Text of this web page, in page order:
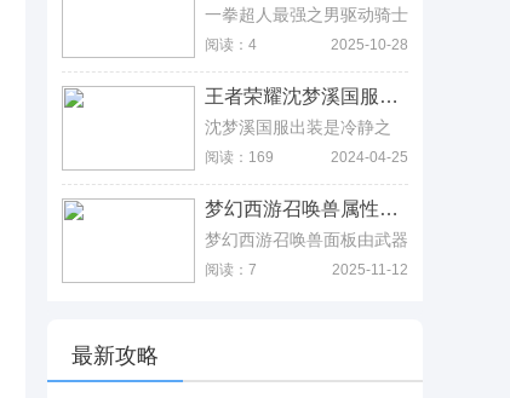
也相对来说比较简单，就是
能，在更多功能里面有休闲
娱乐，休闲娱乐里面有百变
幻卡，玩家选择左边圈圈区
域的某一张幻卡，就可以制
作各种卡片了，不过这些卡
牌的价格是19000、
1000、95不等，玩家可以
根据自身情况去选择。
一拳超人最强之男驱动骑士
还是很厉害的，毕竟技能数
值给得很高，所以配队非常
新手玩家只要驱动骑士的等
级到位，选一套差一点的装
BOSS，可以说这个角色就
是新手练级的福利，只是后
期想要培养成很强的话，那
氪金力度是一点都不小。
阅读：4 2025-10-28
王者荣耀沈梦溪国服出装铭文，最新赛季打野黄刀流出装思路 王者荣耀沈梦溪国服出装铭文，最新赛季打野黄刀流出装思路
沈梦溪国服出装是冷静之
靴、痛苦面具、回响之杖、
辉月、博学者之怒、虚无法
度和伤害上占到了一些便
宜，能够在前期就打出不错
季还有一套打野黄刀流出装
阅读：169 2024-04-25
梦幻西游召唤兽属性解析，从先天资质到后天面板一览 梦幻西游召唤兽属性解析，从先天资质到后天面板一览
梦幻西游召唤兽面板由武器
和装备属性加成，当然还有
宝石镶嵌的属性，基本土豪
阅读：7 2025-11-12
最新攻略